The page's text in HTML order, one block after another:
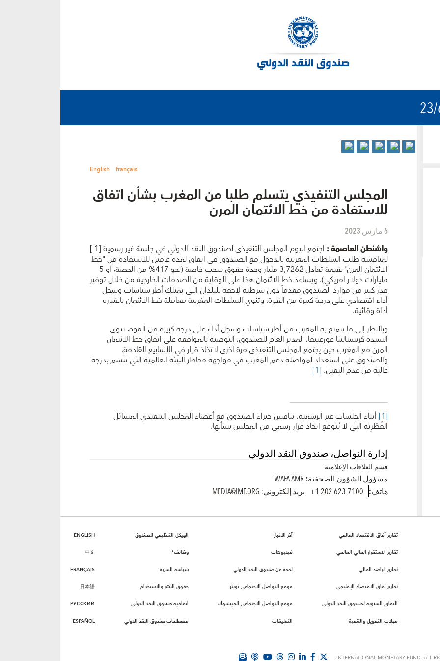
English français
المجلس التنفيذي يتسلم طلبا من المغرب بشأن اتفاق
للاستفادة من خط الائتمان المرن
6 مارس 2023
واشنطن العاصمة : اجتمع اليوم المجلس التنفيذي لصندوق النقد الدولي في جلسة غير رسمية [1
]
لمناقشة طلب السلطات المغربية بالدخول مع الصندوق في اتفاق لمدة عامين للاستفادة من "خط
الائتمان المرن" بقيمة تعادل 3,7262 مليار وحدة حقوق سحب خاصة (نحو 417% من الحصة، أو 5
مليارات دولار أمريكي). ويساعد خط الائتمان هذا على الوقاية من الصدمات الخارجية من خلال توفير
قدر كبير من موارد الصندوق مقدماً دون شرطية لاحقة للبلدان التي تمتلك أطر سياسات وسجل
أداء اقتصادي على درجة كبيرة من القوة. وتنوي السلطات المغربية معاملة خط الائتمان باعتباره
أداة وقائية.
وبالنظر إلى ما تتمتع به المغرب من أطر سياسات وسجل أداء على درجة كبيرة من القوة، تنوي
السيدة كريستالينا غورغييفا، المدير العام للصندوق، التوصية بالموافقة على اتفاق خط الائتمان
المرن مع المغرب حين يجتمع المجلس التنفيذي مرة أخرى لاتخاذ قرار في الأسابيع القادمة.
والصندوق على استعداد لمواصلة دعم المغرب في مواجهة مخاطر البيئة العالمية التي تتسم بدرجة
عالية من عدم اليقين. [1]
[1] أثناء الجلسات غير الرسمية، يناقش خبراء الصندوق مع أعضاء المجلس التنفيذي المسائل
القُطْرِية التي لا يُتوقع اتخاذ قرار رسمي من المجلس بشأنها.
إدارة التواصل، صندوق النقد الدولي
قسم العلاقات الإعلامية
مسؤول الشؤون الصحفية:
هاتف: 7100-623 202 1+ بريد إلكتروني: MEDIA@IMF.ORG
تقارير آفاق الاقتصاد العالمي
تقارير الاستقرار المالي العالمي
تقارير الراصد المالي
تقارير آفاق الاقتصاد الإقليمي
التقارير السنوية لصندوق النقد الدولي
مجلات التمويل والتنمية
آخر الأخبار
فيديوهات
لمحة عن صندوق النقد الدولي
موقع التواصل الاجتماعي تويتر
موقع التواصل الاجتماعي الفيسبوك
التعليقات
الهيكل التنظيمي للصندوق
وظائف*
سياسة السرية
حقوق النشر والاستخدام
اتفاقية صندوق النقد الدولي
مصطلحات صندوق النقد الدولي
ENGLISH
中文
FRANÇAIS
日本語
РУССКИЙ
ESPAÑOL